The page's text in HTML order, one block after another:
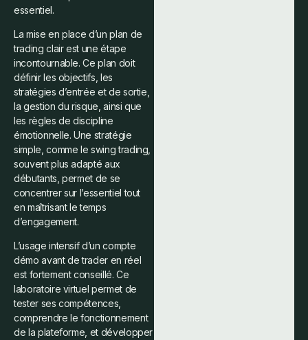
essentiel.
La mise en place d’un plan de
trading clair est une étape
incontournable. Ce plan doit
définir les objectifs, les
stratégies d’entrée et de sortie,
la gestion du risque, ainsi que
les règles de discipline
émotionnelle. Une stratégie
simple, comme le swing trading,
souvent plus adapté aux
débutants, permet de se
concentrer sur l’essentiel tout
en maîtrisant le temps
d’engagement.
L’usage intensif d’un compte
démo avant de trader en réel
est fortement conseillé. Ce
laboratoire virtuel permet de
tester ses compétences,
comprendre le fonctionnement
de la plateforme, et développer